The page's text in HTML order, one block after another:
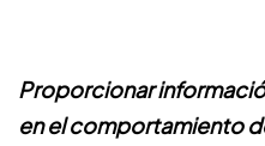
Proporcionar
en el comportamiento